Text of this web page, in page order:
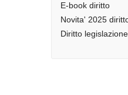
E-book diritto
Novita' 2025
Diritto